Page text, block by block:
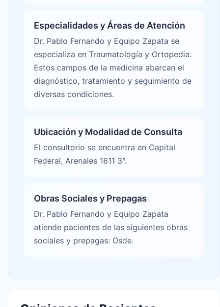
Especialidades y Áreas de Atención
Dr. Pablo Fernando y Equipo Zapata se
especializa en Traumatología y Ortopedia.
Estos campos de la medicina abarcan el
diagnóstico, tratamiento y seguimiento de
diversas condiciones.
Ubicación y Modalidad de Consulta
El consultorio se encuentra en Capital
Federal, Arenales 1611 3°.
Obras Sociales y Prepagas
Dr. Pablo Fernando y Equipo Zapata
atiende pacientes de las siguientes obras
sociales y prepagas: Osde.